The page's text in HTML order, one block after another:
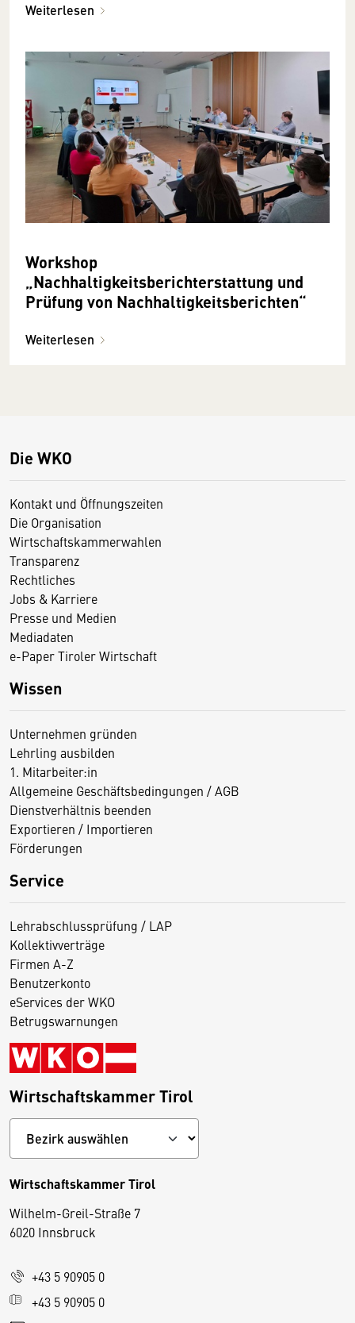
Weiterlesen
Workshop
„Nachhaltigkeitsberichterstattung und
Prüfung von Nachhaltigkeitsberichten“
Weiterlesen
Die WKO
Kontakt und Öffnungszeiten
Die Organisation
Wirtschaftskammerwahlen
Transparenz
Rechtliches
Jobs & Karriere
Presse und Medien
Mediadaten
e-Paper Tiroler Wirtschaft
Wissen
Unternehmen gründen
Lehrling ausbilden
1. Mitarbeiter:in
Allgemeine Geschäftsbedingungen / AGB
Dienstverhältnis beenden
Exportieren / Importieren
Förderungen
Service
Lehrabschlussprüfung / LAP
Kollektivverträge
Firmen A-Z
Benutzerkonto
eServices der WKO
Betrugswarnungen
Wirtschaftskammer Tirol
Wirtschaftskammer Tirol
Wilhelm-Greil-Straße 7
6020 Innsbruck
+43 5 90905 0
+43 5 90905 0
D
i
s
e